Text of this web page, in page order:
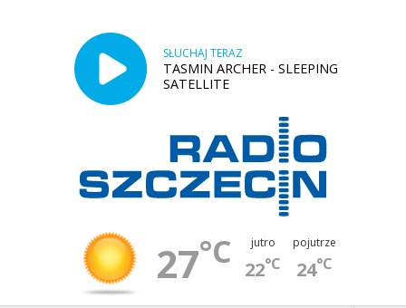
SŁUCHAJ TERAZ
TASMIN ARCHER - SLEEPING
SATELLITE
27°C jutro
22°C
pojutrze
24°C